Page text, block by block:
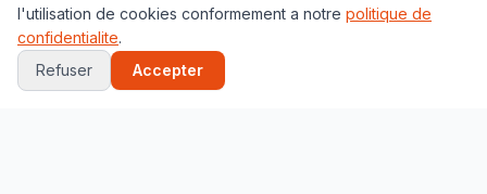
Toutes les cartes →
VILLES
l'utilisation de cookies conformement a notre politique de
confidentialite.
Refuser
Accepter